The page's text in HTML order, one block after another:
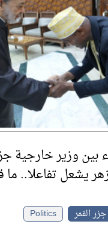
بين وزير خارجية
يشعل تفاعلا..
القمر
Politics